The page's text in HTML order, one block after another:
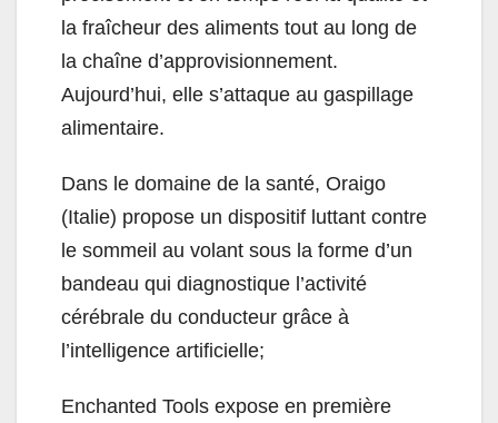
la fraîcheur des aliments tout au long de
la chaîne d’approvisionnement.
Aujourd’hui, elle s’attaque au gaspillage
alimentaire.
Dans le domaine de la santé, Oraigo
(Italie) propose un dispositif luttant contre
le sommeil au volant sous la forme d’un
bandeau qui diagnostique l’activité
cérébrale du conducteur grâce à
l’intelligence artificielle;
Enchanted Tools expose en première